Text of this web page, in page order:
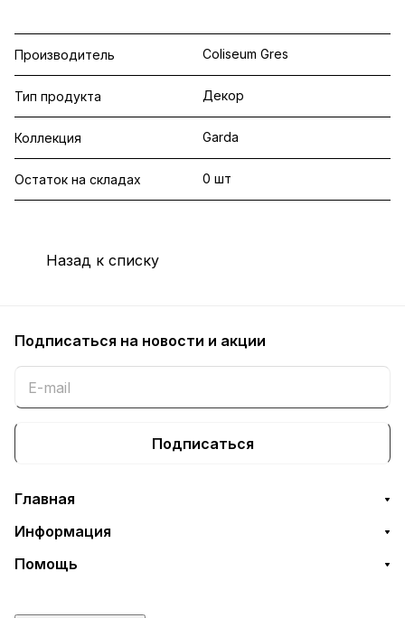
Производитель Coliseum Gres
Тип продукта Декор
Коллекция Garda
Остаток на складах 0 шт
Назад к списку
Подписаться на новости и акции
Подписаться
Главная
Информация
Помощь